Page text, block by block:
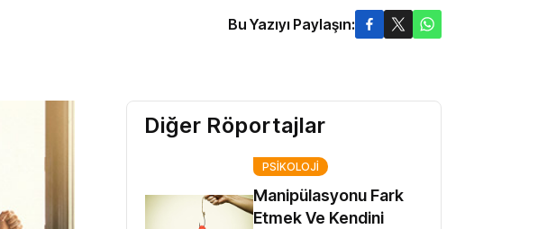
Bu Yazıyı Paylaşın:
Diğer Röportajlar
PSIKOLOJI
Manipülasyonu Fark
Etmek Ve Kendini